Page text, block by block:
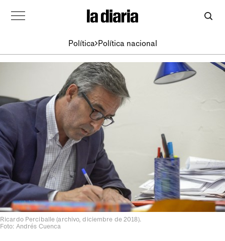
Política Política nacional
Ricardo Perciballe (archivo, diciembre de 2018).
Foto: Andrés Cuenca